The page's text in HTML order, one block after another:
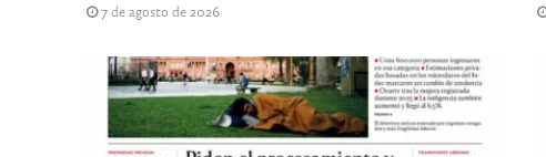
7 de agosto de 2026